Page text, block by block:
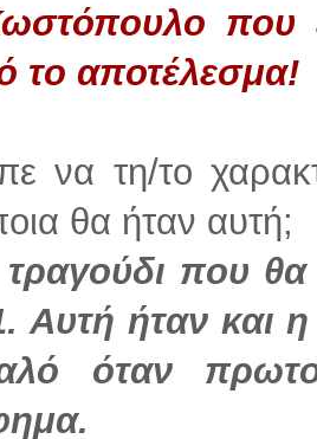
που
το αποτέλεσμα!
να τη/το
θα ήταν αυτή;
που θα
Αυτή ήταν
όταν